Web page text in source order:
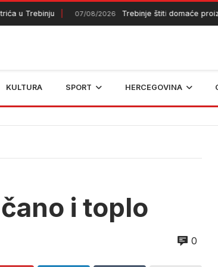
u Trebinju 07/08/2026 Trebinje štiti domaće
KULTURA SPORT HERCEGOVINA
i toplo
0